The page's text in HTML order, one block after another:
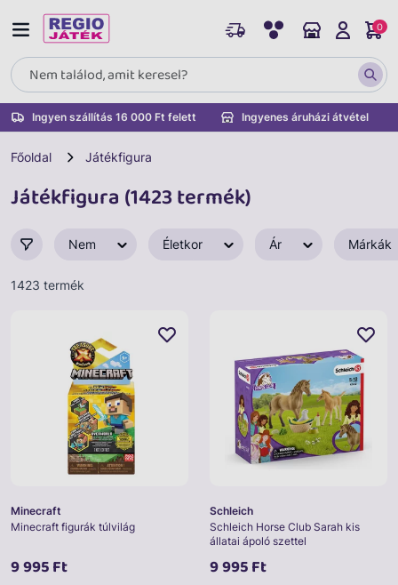
Ingyen szállítás 16 000 Ft felett Ingyenes áruházi átvétel
0
Főoldal Játékfigura
Játékfigura (1423 termék)
Nem Életkor Ár Márkák
1423 termék
Minecraft
Minecraft figurák túlvilág
9 995 Ft
Schleich
Schleich Horse Club Sarah kis
állatai ápoló szettel
9 995 Ft